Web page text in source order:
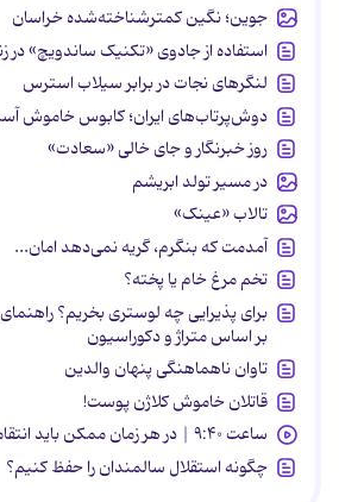
جوین؛ نگین کمترشناخته‌شده خراسان
استفاده از جادوی «تکنیک ساندویچ»
لنگرهای نجات در برابر سیلاب استرس
دوش‌پرتاب‌های ایران؛ کابوس خاموش
روز خبرنگار و جای خالی «سعادت»
در مسیر تولد ابریشم
تالاب «عینک»
آمدمت که بنگرم، گریه نمی‌دهد امان...
تخم مرغ خام یا پخته؟
برای پذیرایی چه لوستری بخریم؟
بر اساس متراژ و دکوراسیون
تاوان ناهماهنگی پنهان والدین
قاتلان خاموش کلاژن پوست!
ساعت ۹:۴۰ | در هر زمان ممکن باید انتقامشان را پس بدهند
چگونه استقلال سالمندان را حفظ کنیم؟